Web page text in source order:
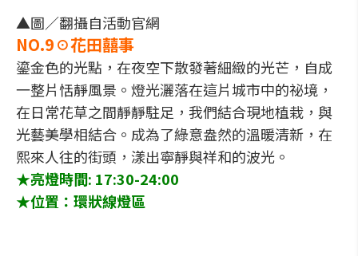
▲圖／翻攝自活動官網
NO.9☉花田囍事
鎏金色的光點，在夜空下散發著細緻的光芒，自成
一整片恬靜風景。燈光灑落在這片城市中的祕境，
在日常花草之間靜靜駐足，我們結合現地植栽，與
光藝美學相結合。成為了綠意盎然的溫暖清新，在
熙來人往的街頭，漾出寧靜與祥和的波光。
★亮燈時間: 17:30-24:00
★位置：環狀線燈區